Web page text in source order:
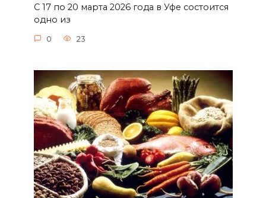
С 17 по 20 марта 2026 года в Уфе состоится
одно из
0 23